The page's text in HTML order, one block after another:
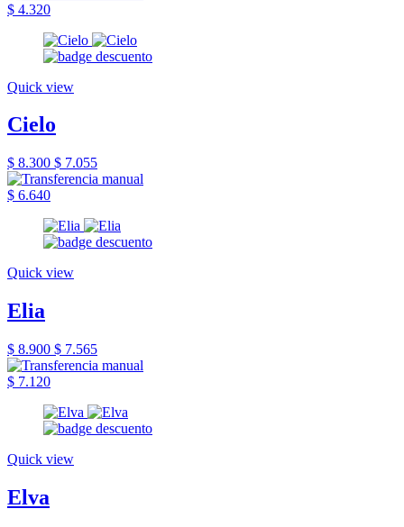
$ 4.320
Quick view
Cielo
$ 8.300 $ 7.055
$ 6.640
Quick view
Elia
$ 8.900 $ 7.565
$ 7.120
Quick view
Elva